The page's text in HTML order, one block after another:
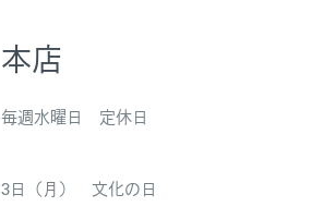
本店
毎週水曜日 定休日
3日（月） 文化の日